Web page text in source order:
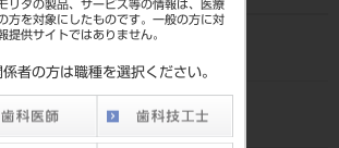
リタの製品、サービス等の情報は、医療
方を対象にしたものです。一般の方に対
提供サイトではありません。
係者の方は職種を選択ください。
品目コード
4571110544235